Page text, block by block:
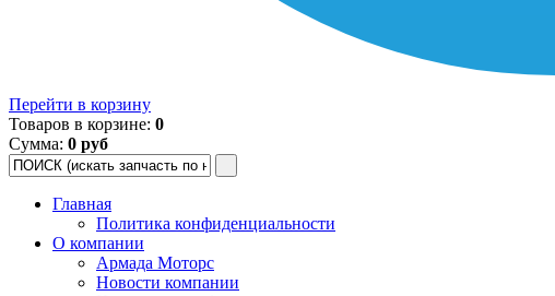
Перейти в корзину
Товаров в корзине: 0
Сумма: 0 руб
Главная
Политика конфиденциальности
О компании
Армада Моторс
Новости компании